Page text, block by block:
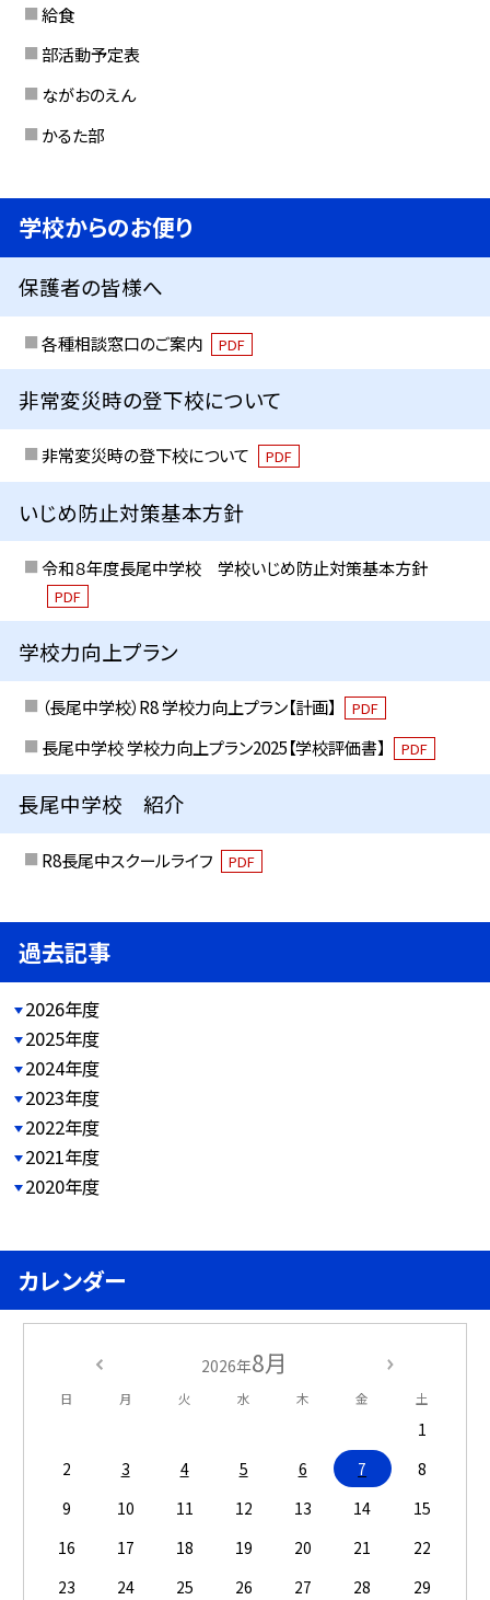
給食
部活動予定表
ながおのえん
かるた部
学校からのお便り
保護者の皆様へ
各種相談窓口のご案内 PDF
非常変災時の登下校について
非常変災時の登下校について PDF
いじめ防止対策基本方針
令和８年度長尾中学校 学校いじめ防止対策基本方針
PDF
学校力向上プラン
（長尾中学校）R8 学校力向上プラン【計画】 PDF
長尾中学校 学校力向上プラン2025【学校評価書】 PDF
長尾中学校 紹介
R8長尾中スクールライフ PDF
過去記事
2026年度
2025年度
2024年度
2023年度
2022年度
2021年度
2020年度
カレンダー
2026年8月
日 月 火 水 木 金 土
1
2
3 4 5 6 7
8
9
10 11 12 13 14
15
16
17 18 19 20 21
22
23
24 25 26 27 28
29